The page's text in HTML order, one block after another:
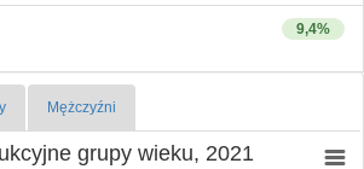
9,4%
Mężczyźni
grupy wieku, 2021